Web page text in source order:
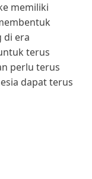
memiliki
di era
terus
perlu terus
dapat terus